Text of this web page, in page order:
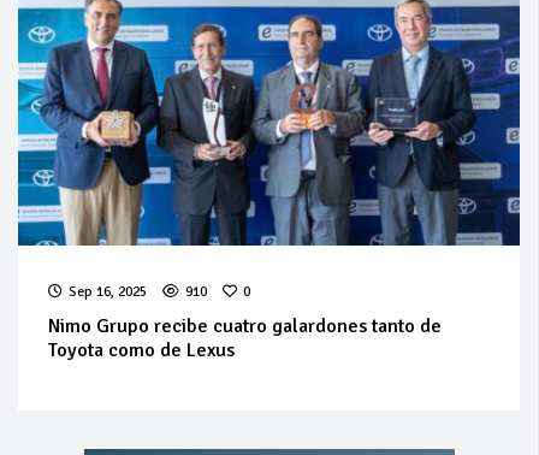
Sep 16, 2025 910 0
Nimo Grupo recibe cuatro galardones tanto de
Toyota como de Lexus